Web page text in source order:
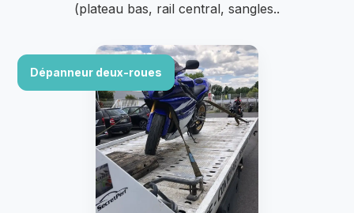
(plateau bas, rail central, sangles..
Dépanneur deux-roues